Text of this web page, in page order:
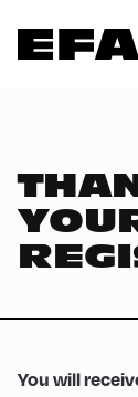
You will